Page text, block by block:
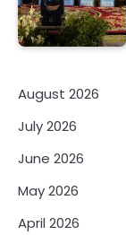
August 2026
July 2026
June 2026
May 2026
April 2026